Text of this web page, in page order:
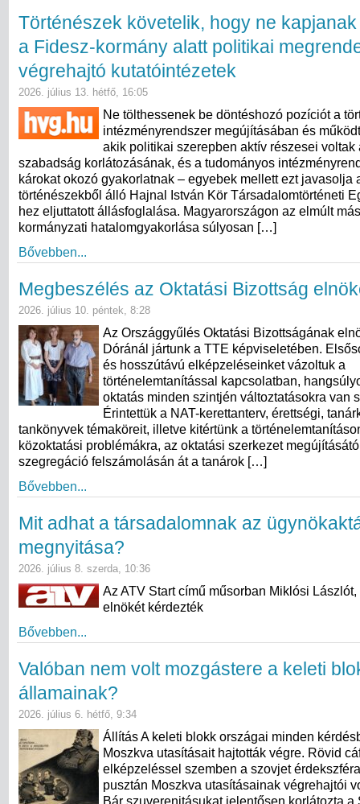
Történészek követelik, hogy ne
a Fidesz-kormány alatt politikai
végrehajtó kutatóintézetek
2026. július 13. hétfő, 16:05
Ne tölthessenek be döntéshozó pozíciót a
intézményrendszer megújításában és
akik politikai szerepben aktív részesei voltak
szabadság korlátozásának, és a tudományos
károkat okozó gyakorlatnak – egyebek mellett ezt javasolja
történészekből álló Hajnal István Kör Társadalomtörténeti
hez eljuttatott állásfoglalása. Magyarországon az elmúlt
kormányzati hatalomgyakorlása súlyosan […]
Bővebben...
Megbeszélés az Oktatási Bizottság
2026. július 10. péntek, 8:28
Az Országgyűlés Oktatási Bizottságának
Dóránál jártunk a TTE képviseletében.
és hosszútávú elképzeléseinket vázoltuk a
történelemtanítással kapcsolatban,
oktatás minden szintjén változtatásokra van
Érintettük a NAT-kerettanterv, érettségi,
tankönyvek témaköreit, illetve kitértünk a
közoktatási problémákra, az oktatási szerkezet
szegregáció felszámolásán át a tanárok […]
Bővebben...
Mit adhat a társadalomnak az
megnyitása?
2026. július 8. szerda, 10:36
Az ATV Start című műsorban Miklósi Lászlót,
elnökét kérdezték
Bővebben...
Valóban nem volt mozgástere a keleti
államainak?
2026. július 6. hétfő, 9:34
Állítás A keleti blokk országai minden
Moszkva utasításait hajtották végre. Rövid
elképzeléssel szemben a szovjet
pusztán Moszkva utasításainak végrehajtói
Bár szuverenitásukat jelentősen korlátozta a